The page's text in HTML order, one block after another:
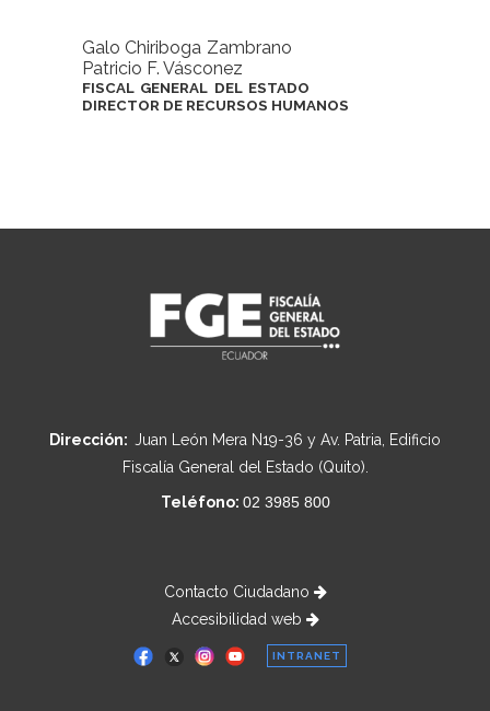
Galo Chiriboga Zambrano
Patricio F. Vásconez
FISCAL GENERAL DEL ESTADO
DIRECTOR DE RECURSOS HUMANOS
Dirección: Juan León Mera N19-36 y Av. Patria, Edificio
Fiscalía General del Estado (Quito).
Teléfono: 02 3985 800
Contacto Ciudadano
Accesibilidad web
INTRANET